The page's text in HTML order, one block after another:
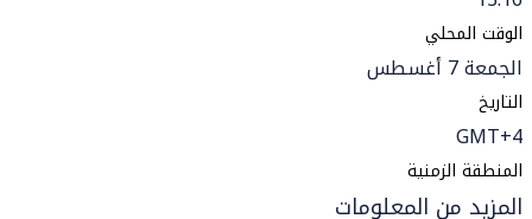
الوقت المحلي
الجمعة 7 أغسطس
التاريخ
GMT+4
المنطقة الزمنية
المزيد من المعلومات